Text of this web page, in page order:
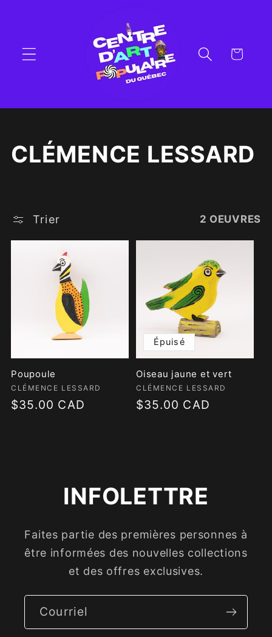
Panier
C
L
L
I
O
N
CLÉMENCE LESSARD
Trier 2 OEUVRES
Poupoule
Fournisseur :
CLÉMENCE LESSARD
Prix
$35.00 CAD
Épuisé
Oiseau jaune et vert
Fournisseur :
CLÉMENCE LESSARD
Prix
$35.00 CAD
INFOLETTRE
Faites partie des premières personnes à
être informées des nouvelles collections
et des offres exclusives.
Courriel